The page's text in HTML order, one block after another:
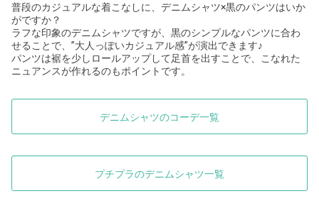
普段のカジュアルな着こなしに、デニムシャツ×黒のパンツはいか
がですか？
ラフな印象のデニムシャツですが、黒のシンプルなパンツに合わ
せることで、”大人っぽいカジュアル感”が演出できます♪
パンツは裾を少しロールアップして足首を出すことで、こなれた
ニュアンスが作れるのもポイントです。
デニムシャツのコーデ一覧
プチプラのデニムシャツ一覧